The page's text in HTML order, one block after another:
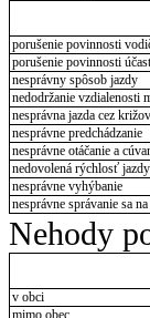
porušenie povinnosti
porušenie povinnosti
nesprávny spôsob jazdy
nedodržanie vzdialenosti
nesprávna jazda cez
nesprávne predchádzanie
nesprávne otáčanie a
nedovolená rýchlosť jazdy
nesprávne vyhýbanie
nesprávne správanie sa
Nehody
v obci
mimo obec